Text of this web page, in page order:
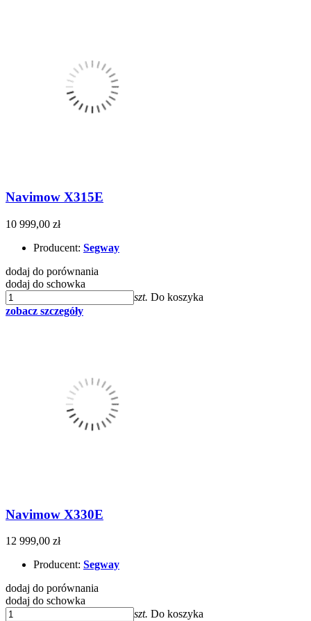
Navimow X315E
10 999,00 zł
Producent: Segway
dodaj do porównania
dodaj do schowka
szt. Do koszyka
zobacz szczegóły
Navimow X330E
12 999,00 zł
Producent: Segway
dodaj do porównania
dodaj do schowka
szt. Do koszyka